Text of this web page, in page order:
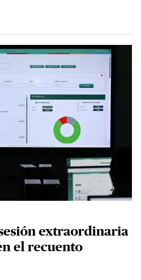
extraordinaria
el recuento